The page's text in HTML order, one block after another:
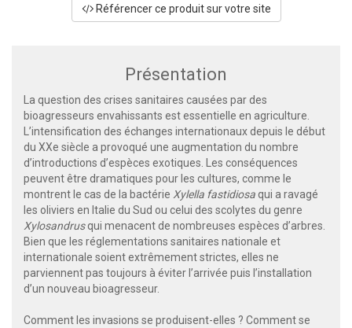
Référencer ce produit sur votre site
Présentation
La question des crises sanitaires causées par des
bioagresseurs envahissants est essentielle en agriculture.
L’intensification des échanges internationaux depuis le début
du XXe siècle a provoqué une augmentation du nombre
d’introductions d’espèces exotiques. Les conséquences
peuvent être dramatiques pour les cultures, comme le
montrent le cas de la bactérie Xylella fastidiosaqui a ravagé
les oliviers en Italie du Sud ou celui des scolytes du genre
Xylosandrusqui menacent de nombreuses espèces d’arbres.
Bien que les réglementations sanitaires nationale et
internationale soient extrêmement strictes, elles ne
parviennent pas toujours à éviter l’arrivée puis l’installation
d’un nouveau bioagresseur.
Comment les invasions se produisent-elles ? Comment se